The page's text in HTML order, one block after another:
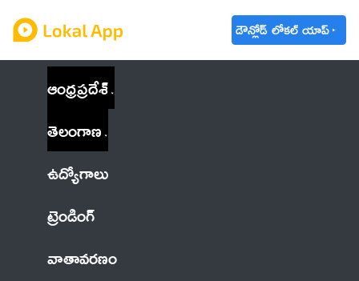
డౌన్లోడ్ లోకల్ యాప్
ఆంధ్రప్రదేశ్
తెలంగాణ
ఉద్యోగాలు
ట్రెండింగ్
వాతావరణం